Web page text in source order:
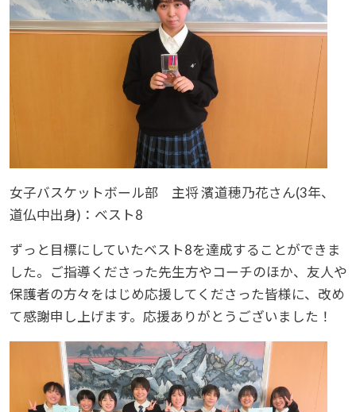
女子バスケットボール部 主将 濱道穂乃花さん(3年、
道仏中出身)：ベスト8
ずっと目標にしていたベスト8を達成することができま
した。ご指導くださった先生方やコーチのほか、友人や
保護者の方々をはじめ応援してくださった皆様に、改め
て感謝申し上げます。応援ありがとうございました！